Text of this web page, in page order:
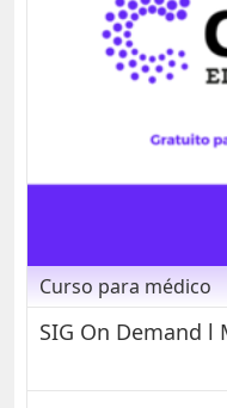
Curso para médico
SIG On Demand l